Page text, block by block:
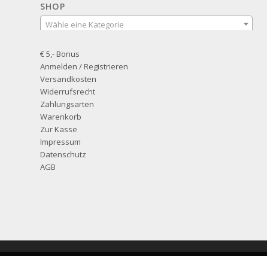
SHOP
Wähle eine Kategorie
€ 5,- Bonus
Anmelden / Registrieren
Versandkosten
Widerrufsrecht
Zahlungsarten
Warenkorb
Zur Kasse
Impressum
Datenschutz
AGB